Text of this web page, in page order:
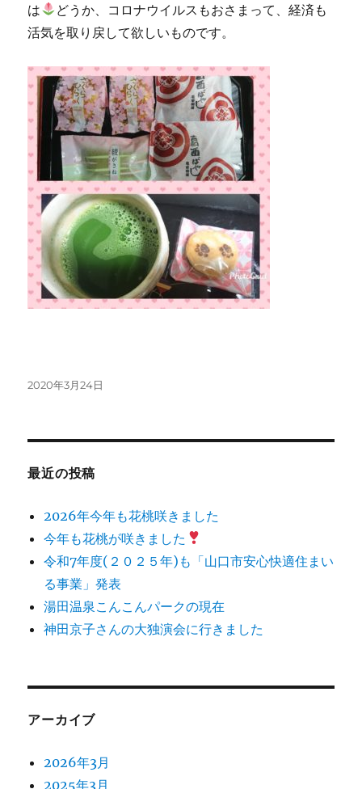
は
どうか、コロナウイルスもおさまって、経済も
活気を取り戻して欲しいものです。
投
2020年3月24日
最近の投稿
2026年今年も花桃咲きました
今年も花桃が咲きました
令和7年度(２０２５年)も「山口市安心快適住まい
る事業」発表
湯田温泉こんこんパークの現在
神田京子さんの大独演会に行きました
アーカイブ
2026年3月
2025年3月